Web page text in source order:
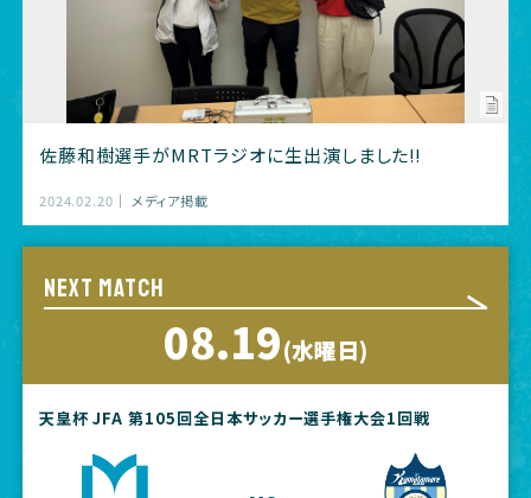
佐藤和樹選手がMRTラジオに生出演しました‼
2024.02.20 メディア掲載
NEXT MATCH
08.19(水曜日)
天皇杯 JFA 第105回全日本サッカー選手権大会1回戦